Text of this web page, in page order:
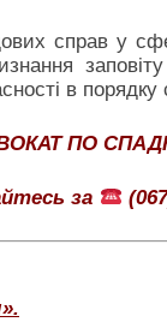
справ у
в порядку
ПО
за